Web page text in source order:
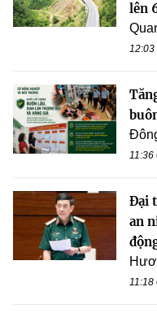
lên
12:03
11:36
Đại
an
11:18